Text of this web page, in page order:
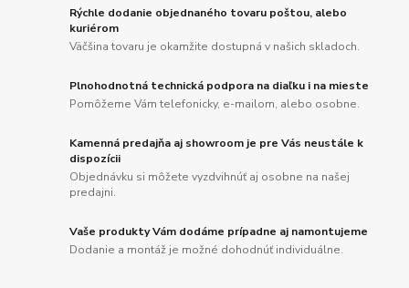
Rýchle dodanie objednaného tovaru poštou, alebo
kuriérom
Väčšina tovaru je okamžite dostupná v našich skladoch.
Plnohodnotná technická podpora na diaľku i na mieste
Pomôžeme Vám telefonicky, e-mailom, alebo osobne.
Kamenná predajňa aj showroom je pre Vás neustále k
dispozícii
Objednávku si môžete vyzdvihnúť aj osobne na našej
predajni.
Vaše produkty Vám dodáme prípadne aj namontujeme
Dodanie a montáž je možné dohodnúť individuálne.